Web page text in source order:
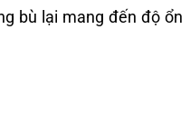
bù lại mang đến độ ổn